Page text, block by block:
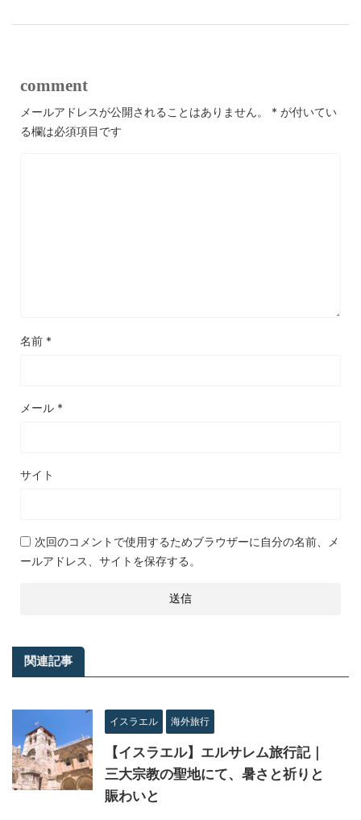
comment
メールアドレスが公開されることはありません。 * が付いてい
る欄は必須項目です
名前 *
メール *
サイト
次回のコメントで使用するためブラウザーに自分の名前、メ
ールアドレス、サイトを保存する。
関連記事
イスラエル 海外旅行
【イスラエル】エルサレム旅行記｜
三大宗教の聖地にて、暑さと祈りと
賑わいと